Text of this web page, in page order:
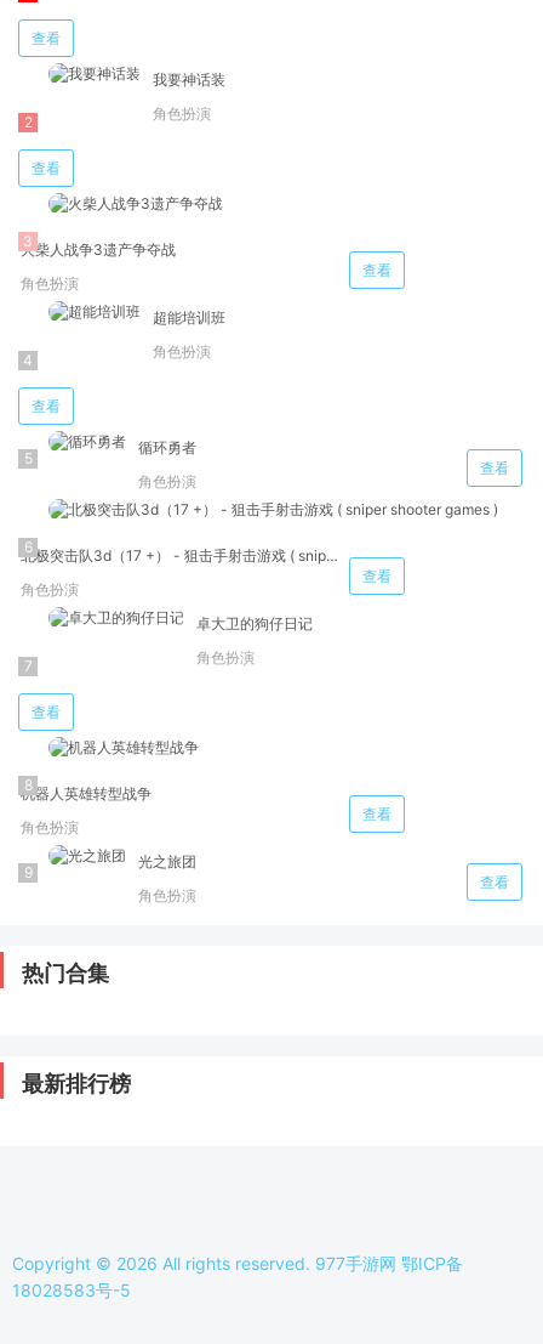
查看
我要神话装
角色扮演
查看
火柴人战争3遗产争夺战
角色扮演
查看
超能培训班
角色扮演
查看
循环勇者
角色扮演
查看
北极突击队3d（17 +） - 狙击手射击游戏 ( sniper shooter games )
角色扮演
查看
卓大卫的狗仔日记
角色扮演
查看
机器人英雄转型战争
角色扮演
查看
光之旅团
角色扮演
查看
热门合集
最新排行榜
Copyright © 2026 All rights reserved. 977手游网 鄂ICP备
18028583号-5